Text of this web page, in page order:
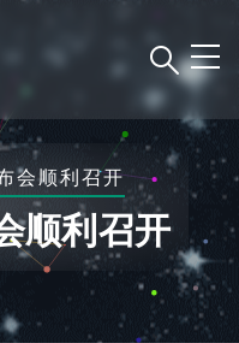
会顺利召开
顺利召开